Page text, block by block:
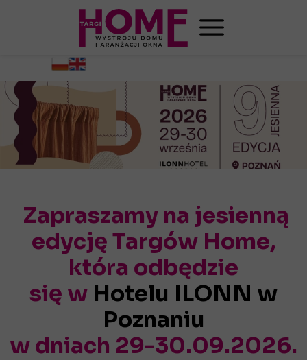
Zapraszamy na jesienną
edycję Targów Home,
która odbędzie
się w Hotelu ILONN w
Poznaniu
w dniach 29-30.09.2026.